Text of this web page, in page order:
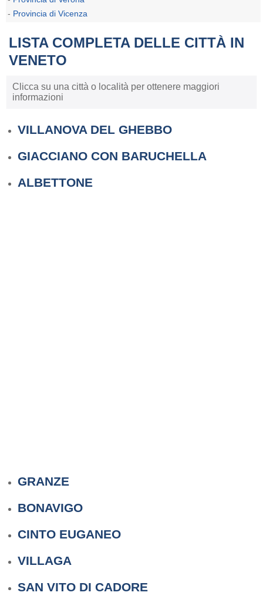
- Provincia di Vicenza
LISTA COMPLETA DELLE CITTÀ IN
VENETO
Clicca su una città o località per ottenere maggiori
informazioni
VILLANOVA DEL GHEBBO
GIACCIANO CON BARUCHELLA
ALBETTONE
GRANZE
BONAVIGO
CINTO EUGANEO
VILLAGA
SAN VITO DI CADORE